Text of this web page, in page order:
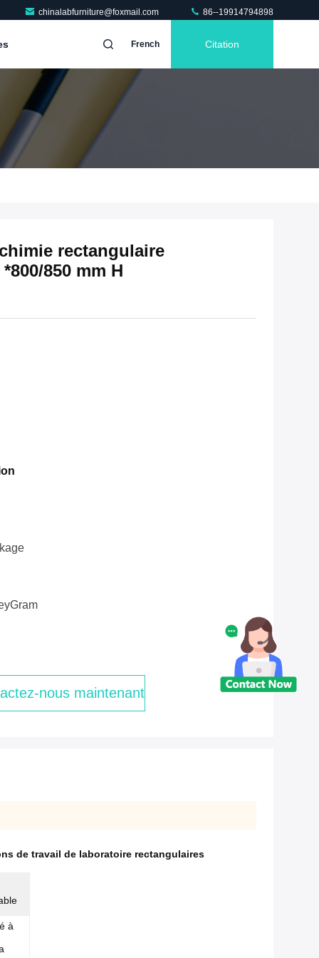
chinalabfurniture@foxmail.com 86--19914794898
French Citation
rectangulaire
850 mm H
nous maintenant
de travail de laboratoire rectangulaires
à